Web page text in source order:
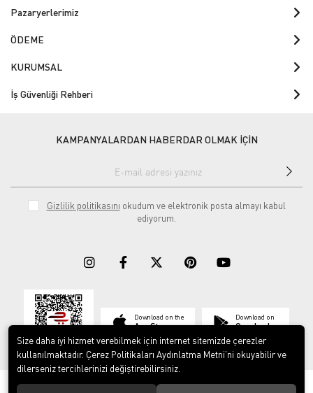
Pazaryerlerimiz
ÖDEME
KURUMSAL
İş Güvenliği Rehberi
KAMPANYALARDAN HABERDAR OLMAK İÇİN
Gizlilik politikasını okudum ve elektronik posta almayı kabul
ediyorum.
Download on the
App Store
Download on
Google play
© 2023ERY İş Güvenliği Ekipmanları. Tüm hakları saklıdır.
Size daha iyi hizmet verebilmek için internet sitemizde çerezler
kullanılmaktadır. Çerez Politikaları Aydınlatma Metni’ni okuyabilir ve
dilerseniz tercihlerinizi değiştirebilirsiniz.